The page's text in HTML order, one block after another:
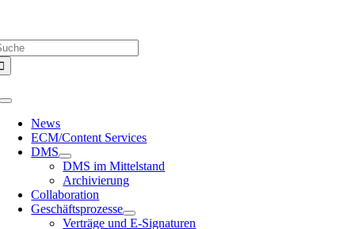
springen
Toggle
Navigation
News
ECM/Content Services
DMS
DMS im Mittelstand
Archivierung
Collaboration
Geschäftsprozesse
Verträge und E-Signaturen